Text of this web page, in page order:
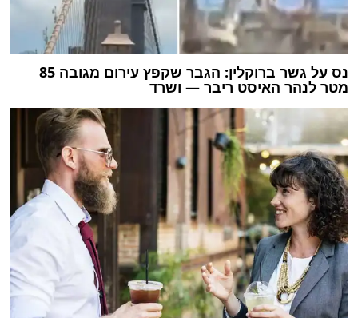
נס על גשר ברוקלין: הגבר שקפץ עירום מגובה 85
מטר לנהר האיסט ריבר — ושרד